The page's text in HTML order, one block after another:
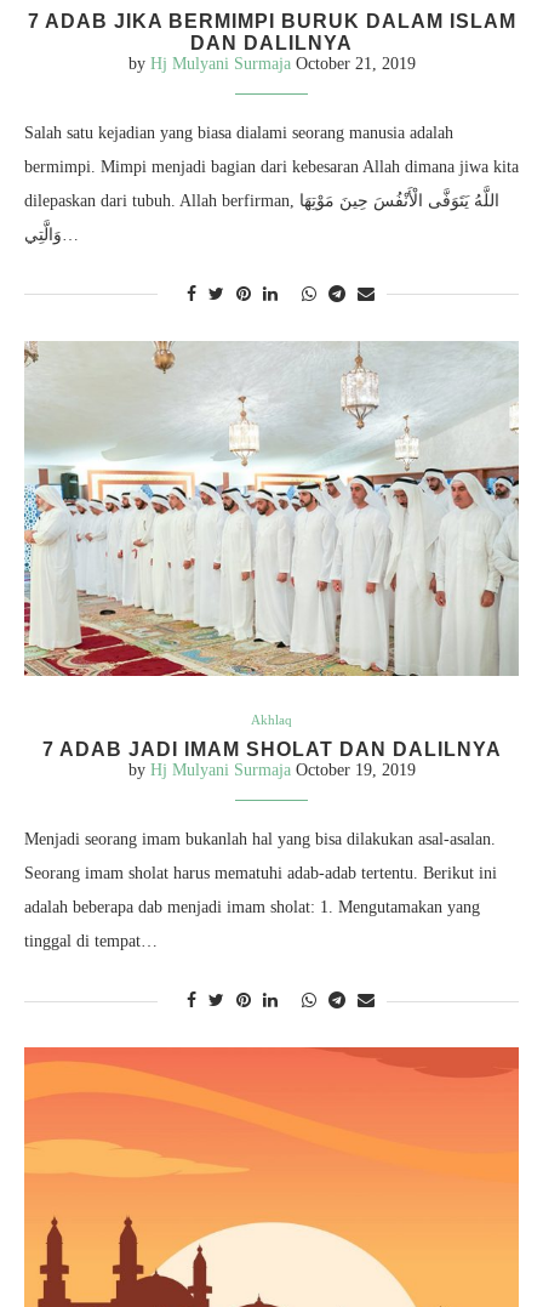
7 ADAB JIKA BERMIMPI BURUK DALAM ISLAM
DAN DALILNYA
by Hj Mulyani Surmaja October 21, 2019
Salah satu kejadian yang biasa dialami seorang manusia adalah
bermimpi. Mimpi menjadi bagian dari kebesaran Allah dimana jiwa kita
dilepaskan dari tubuh. Allah berfirman, اللَّهُ يَتَوَفَّى الْأَنْفُسَ حِينَ مَوْتِهَا
Akhlaq
7 ADAB JADI IMAM SHOLAT DAN DALILNYA
by Hj Mulyani Surmaja October 19, 2019
Menjadi seorang imam bukanlah hal yang bisa dilakukan asal-asalan.
Seorang imam sholat harus mematuhi adab-adab tertentu. Berikut ini
adalah beberapa dab menjadi imam sholat: 1. Mengutamakan yang
tinggal di tempat…